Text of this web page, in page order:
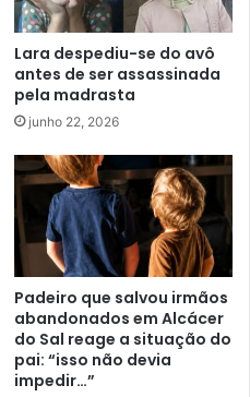
Lara despediu-se do avô
antes de ser assassinada
pela madrasta
junho 22, 2026
Padeiro que salvou irmãos
abandonados em Alcácer
do Sal reage a situação do
pai: “isso não devia
impedir…”